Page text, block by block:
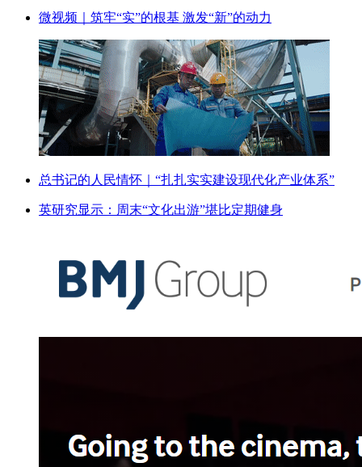
微视频｜筑牢“实”的根基 激发“新”的动力
总书记的人民情怀｜“扎扎实实建设现代化产业体系”
英研究显示：周末“文化出游”堪比定期健身